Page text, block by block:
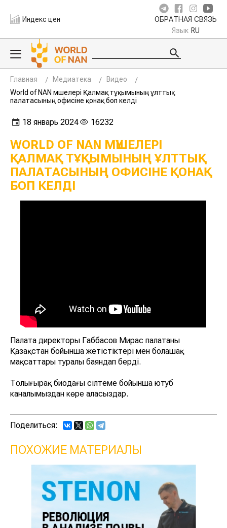
Индекс цен ОБРАТНАЯ СВЯЗЬ
Язык RU
Главная Медиатека
Видео
World of NAN мүшелері Қалмақ тұқымының ұлттық
палатасының офисіне қонақ боп келді
18 январь 2024 16232
WORLD OF NAN МҮШЕЛЕРІ
ҚАЛМАҚ ТҰҚЫМЫНЫҢ ҰЛТТЫҚ
ПАЛАТАСЫНЫҢ ОФИСІНЕ ҚОНАҚ
БОП КЕЛДІ
Палата директоры Габбасов Мирас палатаның
Қазақстан бойынша жетістіктері мен болашақ
мақсаттары туралы баяндап берді.
Толығырақ биодағы сілтеме бойынша ютуб
каналымыздан көре аласыздар.
Поделиться:
ПОХОЖИЕ МАТЕРИАЛЫ